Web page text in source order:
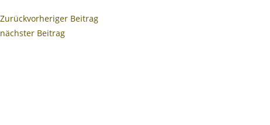
Zurückvorheriger Beitrag
nächster Beitrag